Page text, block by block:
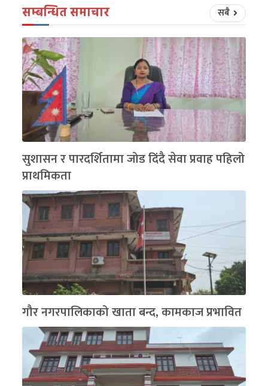
सम्बन्धित समाचार सबै
सुशासन र पारदर्शितामा जोड दिंदै सेवा प्रवाह पहिलो
प्राथमिकता
गौर नगरपालिकाको खाता बन्द, कामकाज प्रभावित